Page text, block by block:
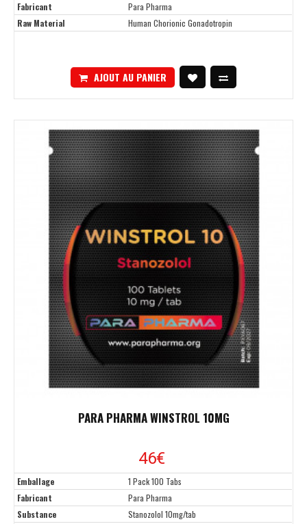
Fabricant
Para Pharma
Raw Material
Human Chorionic Gonadotropin
AJOUT AU PANIER
PARA PHARMA WINSTROL 10MG
46€
Emballage
1 Pack 100 Tabs
Fabricant
Para Pharma
Substance
Stanozolol 10mg/tab